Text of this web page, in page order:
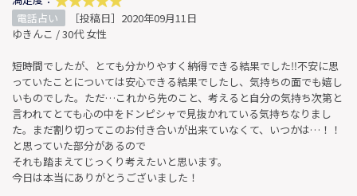
電話占い
［投稿日］2020年09月11日
ゆきんこ / 30代 女性
短時間でしたが、とても分かりやすく納得できる結果でした‼︎不安に思
っていたことについては安心できる結果でしたし、気持ちの面でも嬉し
いものでした。ただ…これから先のこと、考えると自分の気持ち次第と
言われてとても心の中をドンピシャで見抜かれている気持ちなりまし
た。まだ割り切ってこのお付き合いが出来ていなくて、いつかは…！！
と思っていた部分があるので
それも踏まえてじっくり考えたいと思います。
今日は本当にありがとうございました！